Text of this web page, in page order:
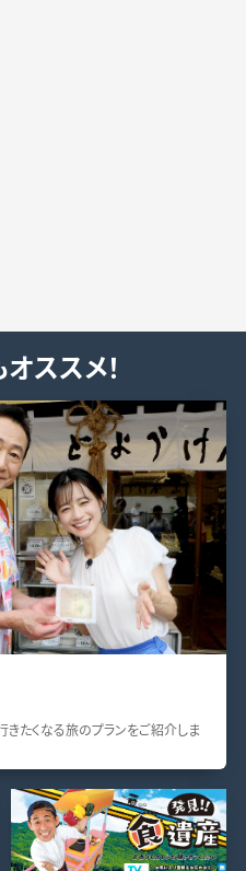
ススメ！
たくなる旅のプランをご紹介しま